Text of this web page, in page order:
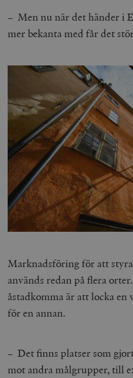
– Men nu när det händer i
mer bekanta med får det
Marknadsföring för att
används redan på flera
åstadkomma är att locka
för en annan.
– Det finns platser som
mot andra målgrupper, till